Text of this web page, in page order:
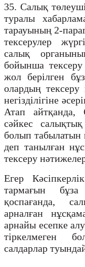
35. Салық
туралы
тарауының 2-
тексерулер
салық
бойынша тексеру
жол берілген
олардың тексеру
негізділігіне
Атап айтқанда,
сәйкес
болып табылатын
деп танылған
тексеру
Егер
тармағын
қоспағанда,
арналған
арнайы есепке
тіркелмеген
салдарлар